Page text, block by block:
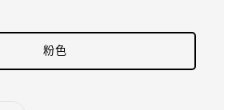
粉色